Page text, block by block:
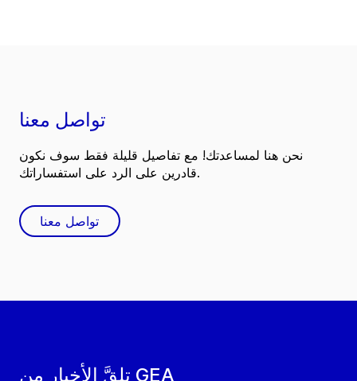
تلقَّ الأخبار من GEA
تواصل معنا
نحن هنا لمساعدتك! مع تفاصيل قليلة فقط سوف نكون
قادرين على الرد على استفساراتك.
تواصل معنا